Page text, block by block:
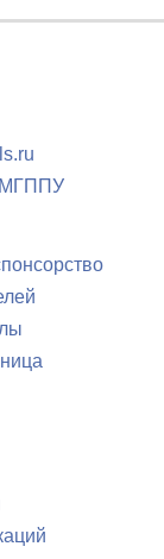
МГППУ